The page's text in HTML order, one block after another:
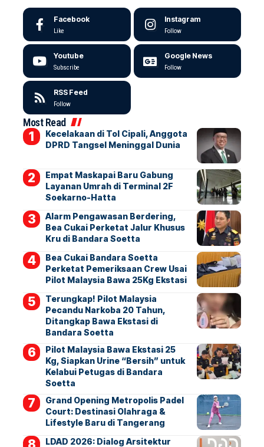
Facebook
Like
Instagram
Follow
Youtube
Subscribe
Google News
Follow
RSS Feed
Follow
Most Read
Kecelakaan di Tol Cipali, Anggota
DPRD Tangsel Meninggal Dunia
Empat Maskapai Baru Gabung
Layanan Umrah di Terminal 2F
Soekarno-Hatta
Alarm Pengawasan Berdering,
Bea Cukai Perketat Jalur Khusus
Kru di Bandara Soetta
Bea Cukai Bandara Soetta
Perketat Pemeriksaan Crew Usai
Pilot Malaysia Bawa 25Kg Ekstasi
Terungkap! Pilot Malaysia
Pecandu Narkoba 20 Tahun,
Ditangkap Bawa Ekstasi di
Bandara Soetta
Pilot Malaysia Bawa Ekstasi 25
Kg, Siapkan Urine “Bersih” untuk
Kelabui Petugas di Bandara
Soetta
Grand Opening Metropolis Padel
Court: Destinasi Olahraga &
Lifestyle Baru di Tangerang
LDAD 2026: Dialog Arsitektur